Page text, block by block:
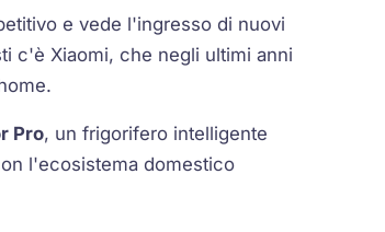
e vede l'ingresso di nuovi
c'è Xiaomi, che negli ultimi anni
Pro, un frigorifero intelligente
l'ecosistema domestico